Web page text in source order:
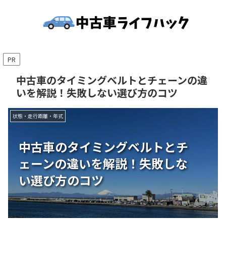
PR
中古車のタイミングベルトとチェーンの違
いを解説！失敗しない選び方のコツ
中古車のタイミングベルトとチ
ェーンの違いを解説！失敗しな
い選び方のコツ
状態・走行距離・年式